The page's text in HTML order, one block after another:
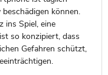
können.
ins Spiel, eine
so konzipiert, dass
Gefahren schützt,